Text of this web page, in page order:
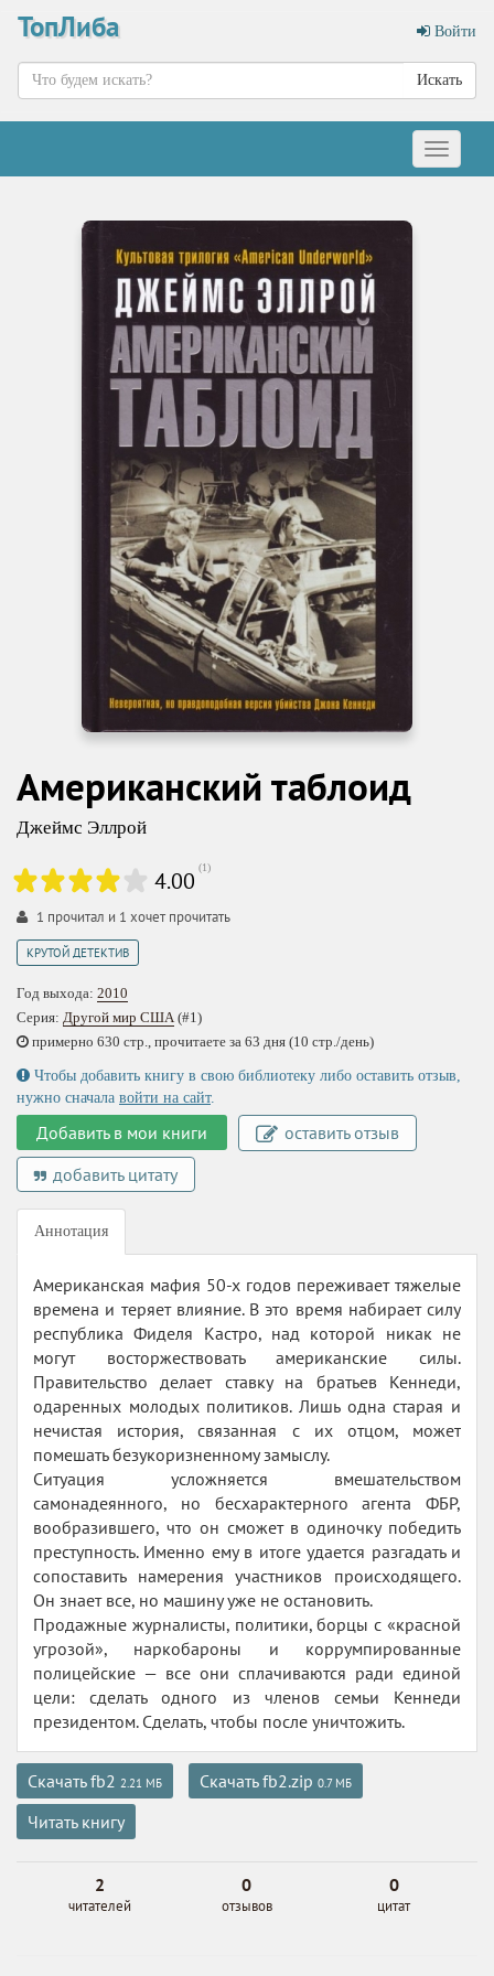
ТопЛиба Войти
Искать
Меню
Американский таблоид
Джеймс Эллрой
4.00 (1)
1 прочитал и 1 хочет прочитать
КРУТОЙ ДЕТЕКТИВ
Год выхода: 2010
Серия: Другой мир США(#1)
примерно 630 стр., прочитаете за 63 дня (10 стр./день)
Чтобы добавить книгу в свою библиотеку либо оставить отзыв,
нужно сначала войти на сайт.
Добавить в мои книги
оставить отзыв
добавить цитату
Аннотация
Американская мафия 50-х годов переживает тяжелые
времена и теряет влияние. В это время набирает силу
республика Фиделя Кастро, над которой никак не
могут восторжествовать американские силы.
Правительство делает ставку на братьев Кеннеди,
одаренных молодых политиков. Лишь одна старая и
нечистая история, связанная с их отцом, может
помешать безукоризненному замыслу.
Ситуация усложняется вмешательством
самонадеянного, но бесхарактерного агента ФБР,
вообразившего, что он сможет в одиночку победить
преступность. Именно ему в итоге удается разгадать и
сопоставить намерения участников происходящего.
Он знает все, но машину уже не остановить.
Продажные журналисты, политики, борцы с «красной
угрозой», наркобароны и коррумпированные
полицейские — все они сплачиваются ради единой
цели: сделать одного из членов семьи Кеннеди
президентом. Сделать, чтобы после уничтожить.
Скачать fb2 2.21 МБ Скачать fb2.zip 0.7 МБ
Читать книгу
2
читателей
0
отзывов
0
цитат